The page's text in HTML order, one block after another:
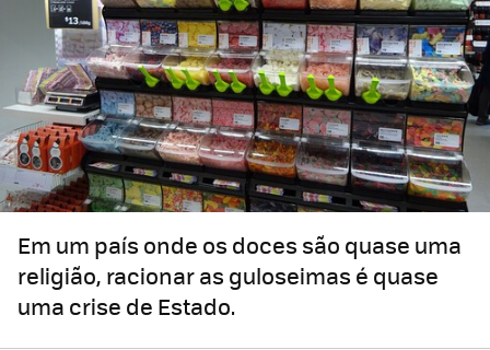
Em um país onde os doces são quase uma
religião, racionar as guloseimas é quase
uma crise de Estado.